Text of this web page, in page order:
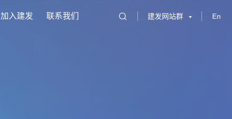
加入建发 联系我们 建发网站群 En